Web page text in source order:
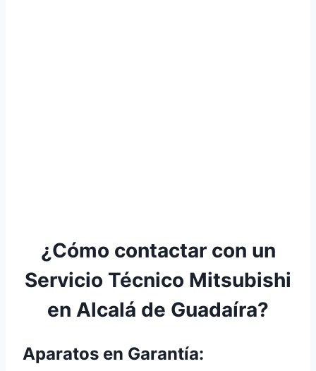
¿Cómo contactar con un
Servicio Técnico Mitsubishi
en Alcalá de Guadaíra?
Aparatos en Garantía: